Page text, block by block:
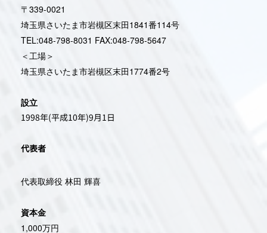
〒339-0021
埼玉県さいたま市岩槻区末田1841番114号
TEL:048-798-8031 FAX:048-798-5647
＜工場＞
埼玉県さいたま市岩槻区末田1774番2号
設立
1998年(平成10年)9月1日
代表者
代表取締役 林田 輝喜
資本金
1,000万円